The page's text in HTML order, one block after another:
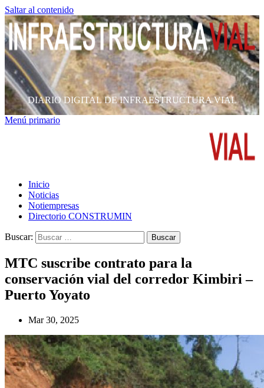
Saltar al contenido
DIARIO DIGITAL DE INFRAESTRUCTURA VIAL
Menú primario
Inicio
Noticias
Notiempresas
Directorio CONSTRUMIN
Buscar:
MTC suscribe contrato para la
conservación vial del corredor Kimbiri –
Puerto Yoyato
Mar 30, 2025